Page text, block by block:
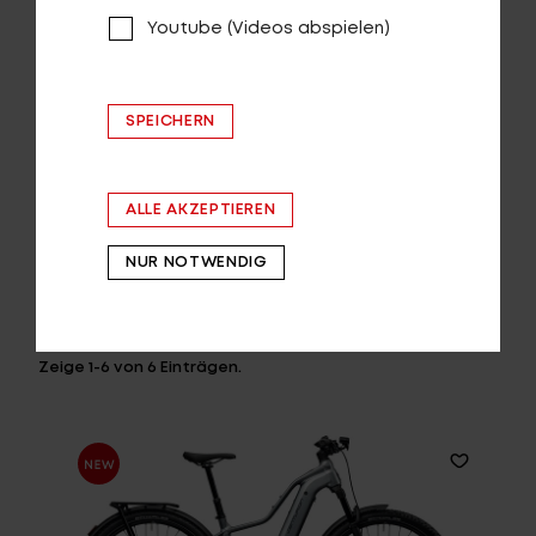
SORTIEREN
ZURÜCKSETZEN ALLE MODELLE
Zeige1-6 von 6 Einträgen.
Youtube (Videos abspielen)
SPEICHERN
ALLE AKZEPTIEREN
NUR NOTWENDIG